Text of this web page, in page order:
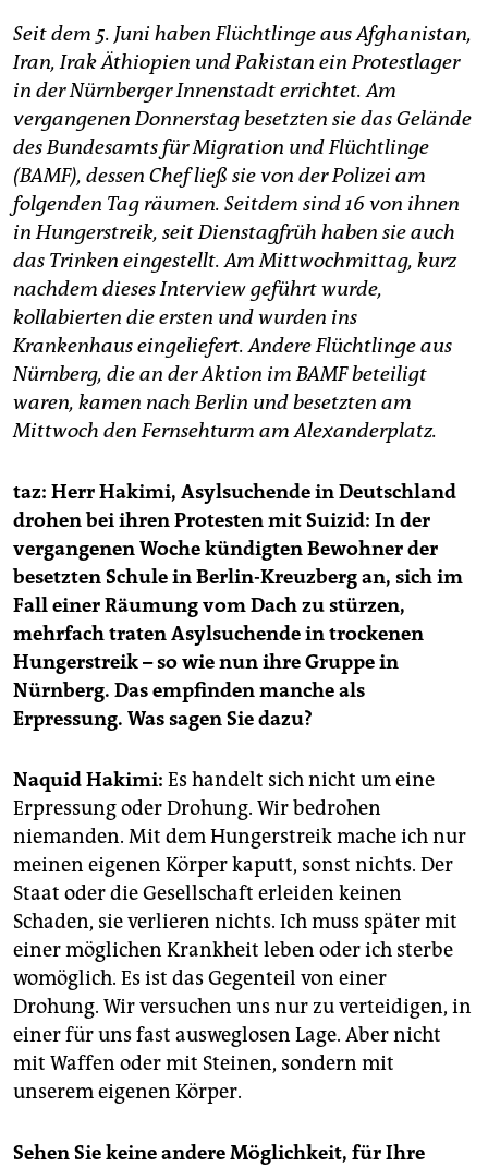
unterstützen
abo
genossenschaft
epaper login
Seit dem 5. Juni haben Flüchtlinge aus Afghanistan,
Iran, Irak Äthiopien und Pakistan ein Protestlager
in der Nürnberger Innenstadt errichtet. Am
vergangenen Donnerstag besetzten sie das Gelände
des Bundesamts für Migration und Flüchtlinge
(BAMF), dessen Chef ließ sie von der Polizei am
folgenden Tag räumen. Seitdem sind 16 von ihnen
in Hungerstreik, seit Dienstagfrüh haben sie auch
das Trinken eingestellt. Am Mittwochmittag, kurz
nachdem dieses Interview geführt wurde,
kollabierten die ersten und wurden ins
Krankenhaus eingeliefert. Andere Flüchtlinge aus
Nürnberg, die an der Aktion im BAMF beteiligt
waren, kamen nach Berlin und besetzten am
Mittwoch den Fernsehturm am Alexanderplatz.
taz: Herr Hakimi, Asylsuchende in Deutschland
drohen bei ihren Protesten mit Suizid: In der
vergangenen Woche kündigten Bewohner der
besetzten Schule in Berlin-Kreuzberg an, sich im
Fall einer Räumung vom Dach zu stürzen,
mehrfach traten Asylsuchende in trockenen
Hungerstreik – so wie nun ihre Gruppe in
Nürnberg. Das empfinden manche als
Erpressung. Was sagen Sie dazu?
Naquid Hakimi: Es handelt sich nicht um eine
Erpressung oder Drohung. Wir bedrohen
niemanden. Mit dem Hungerstreik mache ich nur
meinen eigenen Körper kaputt, sonst nichts. Der
Staat oder die Gesellschaft erleiden keinen
Schaden, sie verlieren nichts. Ich muss später mit
einer möglichen Krankheit leben oder ich sterbe
womöglich. Es ist das Gegenteil von einer
Drohung. Wir versuchen uns nur zu verteidigen, in
einer für uns fast ausweglosen Lage. Aber nicht
mit Waffen oder mit Steinen, sondern mit
unserem eigenen Körper.
Sehen Sie keine andere Möglichkeit, für Ihre